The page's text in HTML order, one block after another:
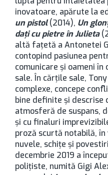
inovatoare, apărute la
un pistol (2014), Un
dați cu pietre în Julieta
altă fațetă a Antonetei
contopind pasiunea
comunicare și oameni
sale. În cărțile sale,
complexe, concepe
bine definite și
atmosferă de suspans,
și cu finaluri
proză scurtă notabilă,
nuvele, schițe și
decembrie 2019 a
polițiste, numită Gigi